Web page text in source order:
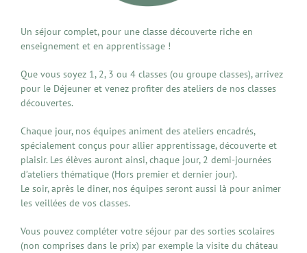
Un séjour complet, pour une classe découverte riche en
enseignement et en apprentissage !
Que vous soyez 1, 2, 3 ou 4 classes (ou groupe classes), arrivez
pour le Déjeuner et venez profiter des ateliers de nos classes
découvertes.
Chaque jour, nos équipes animent des ateliers encadrés,
spécialement conçus pour allier apprentissage, découverte et
plaisir. Les élèves auront ainsi, chaque jour, 2 demi-journées
d’ateliers thématique (Hors premier et dernier jour).
Le soir, après le diner, nos équipes seront aussi là pour animer
les veillées de vos classes.
Vous pouvez compléter votre séjour par des sorties scolaires
(non comprises dans le prix) par exemple la visite du château